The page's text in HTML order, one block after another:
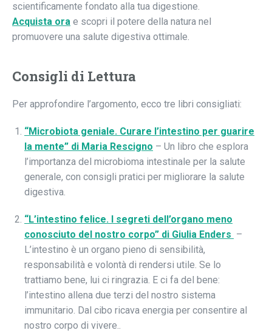
scientificamente fondato alla tua digestione.
Acquista ora e scopri il potere della natura nel
promuovere una salute digestiva ottimale.
Consigli di Lettura
Per approfondire l’argomento, ecco tre libri consigliati:
“Microbiota geniale. Curare l’intestino per guarire
la mente” di Maria Rescigno – Un libro che esplora
l’importanza del microbioma intestinale per la salute
generale, con consigli pratici per migliorare la salute
digestiva.
“L’intestino felice. I segreti dell’organo meno
conosciuto del nostro corpo” di Giulia Enders –
L’intestino è un organo pieno di sensibilità,
responsabilità e volontà di rendersi utile. Se lo
trattiamo bene, lui ci ringrazia. E ci fa del bene:
l’intestino allena due terzi del nostro sistema
immunitario. Dal cibo ricava energia per consentire al
nostro corpo di vivere..